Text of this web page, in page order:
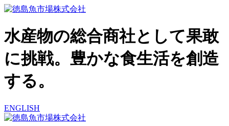
水産物の総合商社として果敢
に挑戦。豊かな食生活を創造
する。
ENGLISH